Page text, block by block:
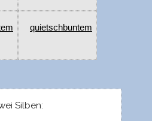
quietschbuntem
Silben: